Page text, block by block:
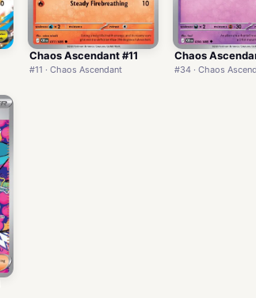
Chaos Ascendant #11
#11 · Chaos Ascendant
Chaos
#34 · Chaos